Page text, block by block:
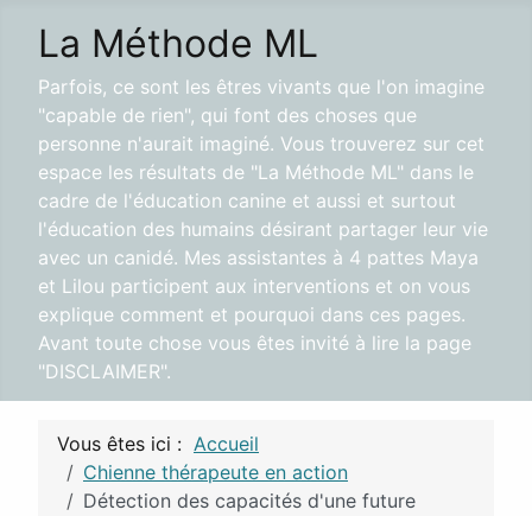
La Méthode ML
Parfois, ce sont les êtres vivants que l'on imagine
"capable de rien", qui font des choses que
personne n'aurait imaginé. Vous trouverez sur cet
espace les résultats de "La Méthode ML" dans le
cadre de l'éducation canine et aussi et surtout
l'éducation des humains désirant partager leur vie
avec un canidé. Mes assistantes à 4 pattes Maya
et Lilou participent aux interventions et on vous
explique comment et pourquoi dans ces pages.
Avant toute chose vous êtes invité à lire la page
"DISCLAIMER".
Vous êtes ici : Accueil
Chienne thérapeute en action
Détection des capacités d'une future